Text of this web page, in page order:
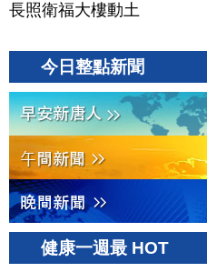
長照衛福大樓動土
今日整點新聞
健康一週最 HOT